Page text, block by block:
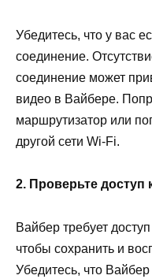
Убедитесь, что у вас
соединение.
соединение может
видео в Вайбере.
маршрутизатор или
другой сети Wi-Fi.
2. Проверьте доступ
Вайбер требует
чтобы сохранить и
Убедитесь, что